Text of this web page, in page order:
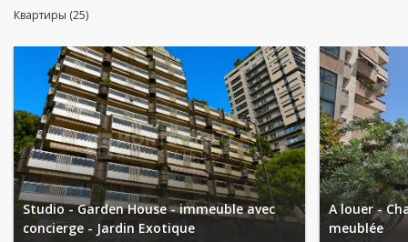
Квартиры (25)
Studio - Garden House - immeuble avec
concierge - Jardin Exotique
A louer -
meublée